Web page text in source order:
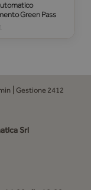
Green Pass
| Gestione 2412
Srl